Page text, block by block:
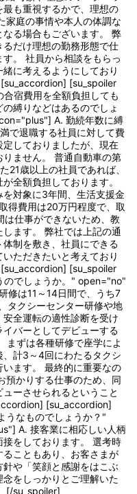
も重視するかで、理想の
家庭の事情や本人の体調な
る場合もございます。 弊
だけ理想の勤務形態で仕
。 社員から相談をもらっ
に考えるようにしており
[su_spoiler
宿費用を全額負担しても
縛りなどはあるのでしょ
A. 勤続年数に縛
で退職する社員に対して費
しておりましたが、現在
ません。 普通自動車の第
21歳以上の社員であれば、
全額負担しております。
対象に3年間、生活支援金
得費用は20万円程度で、取
仕事ができないため、教
ます。 弊社では上記の通
制を敷き、社員にできる
ただきたいと考えており
[su_spoiler
のでしょうか。" open="no"
は11～14日間で、うち7
タクシーセンター研修や地
全運転の適性診断を受け
バーとしてデビューする
まずは各種研修で座学によ
、計3～4回にわたるタクシ
ます。 最終的に重要なの
預かりする仕事のため、同
ーさせられるということ
[su_accordion]
うなものでしょうか？"
A. 接客業に相応しい人柄
をしております。 選考時
こともあり、お客さまが
や「笑顔と感謝をはこぶ
をしっかりとご理解いた
[/su_spoiler]